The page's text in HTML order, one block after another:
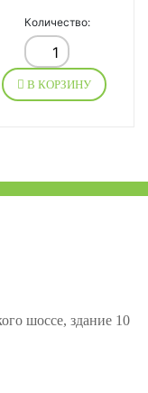
Количество:
В КОРЗИНУ
шоссе, здание 10